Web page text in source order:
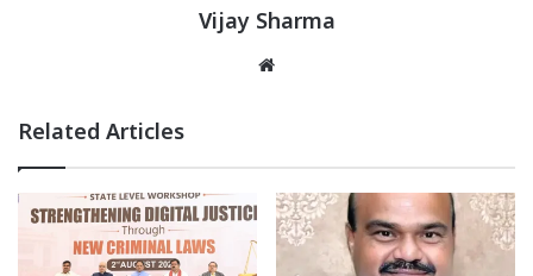
Vijay Sharma
Related Articles